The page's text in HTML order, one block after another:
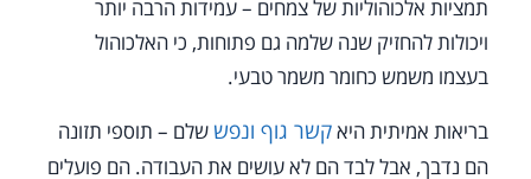
תמציות אלכוהוליות של צמחים – עמידות הרבה יותר
ויכולות להחזיק שנה שלמה גם פתוחות, כי האלכוהול
בעצמו משמש כחומר משמר טבעי.
בריאות אמיתית היאקשר גוף ונפש שלם – תוספי תזונה
הם נדבך, אבל לבד הם לא עושים את העבודה. הם פועלים